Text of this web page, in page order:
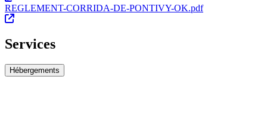
REGLEMENT-CORRIDA-DE-PONTIVY-OK.pdf
Services
Hébergements